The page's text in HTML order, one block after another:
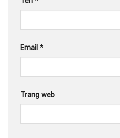
Email *
Trang web